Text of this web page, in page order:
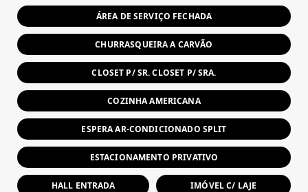
ÁREA DE SERVIÇO FECHADA
CHURRASQUEIRA A CARVÃO
CLOSET P/ SR. CLOSET P/ SRA.
COZINHA AMERICANA
ESPERA AR-CONDICIONADO SPLIT
ESTACIONAMENTO PRIVATIVO
HALL ENTRADA IMÓVEL C/ LAJE